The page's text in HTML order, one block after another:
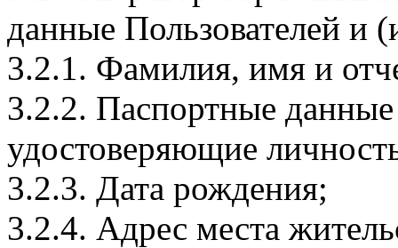
данные Пользователей и
3.2.1. Фамилия, имя и
3.2.2. Паспортные
удостоверяющие
3.2.3. Дата рождения;
3.2.4. Адрес места